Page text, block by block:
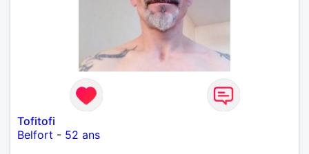
Tofitofi
Belfort - 52 ans